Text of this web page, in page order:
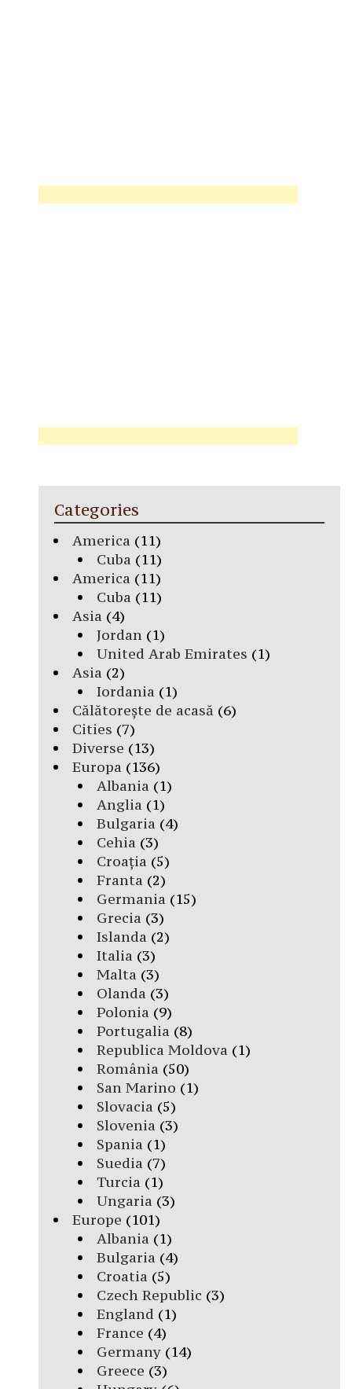
Categories
America (11)
Cuba (11)
America (11)
Cuba (11)
Asia (4)
Jordan(1)
United Arab Emirates (1)
Asia (2)
Iordania (1)
Călătorește de acasă (6)
Cities (7)
Diverse (13)
Europa (136)
Albania (1)
Anglia (1)
Bulgaria (4)
Cehia (3)
Croația (5)
Franta (2)
Germania (15)
Grecia (3)
Islanda (2)
Italia (3)
Malta (3)
Olanda (3)
Polonia (9)
Portugalia (8)
Republica Moldova (1)
România (50)
San Marino (1)
Slovacia (5)
Slovenia (3)
Spania (1)
Suedia (7)
Turcia (1)
Ungaria (3)
Europe (101)
Albania (1)
Bulgaria (4)
Croatia (5)
Czech Republic (3)
England (1)
France (4)
Germany(14)
Greece (3)